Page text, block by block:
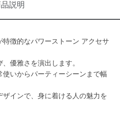
説明
特徴的なパワーストーン アクセサ
優雅さを演出します。
いからパーティーシーンまで幅
インで、身に着ける人の魅力を